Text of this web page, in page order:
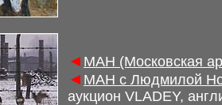
◄ МАН (Московская
◄ МАН с Людмилой
аукцион VLADEY,